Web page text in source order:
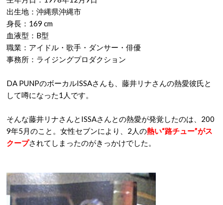
出生地：沖縄県沖縄市
身長：169 cm
血液型：B型
職業：アイドル・歌手・ダンサー・俳優
事務所：ライジングプロダクション
DA PUNPのボーカルISSAさんも、藤井リナさんの熱愛彼氏と
して噂になった1人です。
そんな藤井リナさんとISSAさんとの熱愛が発覚したのは、200
9年5月のこと。女性セブンにより、2人の熱い“路チュー”がス
クープされてしまったのがきっかけでした。